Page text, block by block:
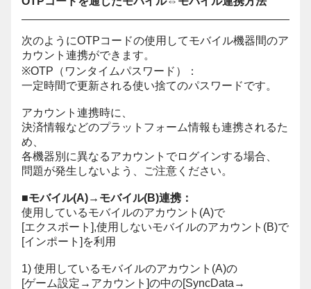
次のようにOTPコードの使用してモバイル機器間のア
カウント連携ができます。
※OTP（ワンタイムパスワード）：
一定時間で更新される使い捨てのパスワードです。
アカウント連携時に、
決済情報などのプラットフォーム情報も連携されるた
め、
各機器別に異なるアカウントでログインする場合、
問題が発生しないよう、ご注意ください。
■モバイル(A)→モバイル(B)連携：
使用しているモバイルのアカウント(A)で
[エクスポート],使用しないモバイルのアカウント(B)で
[インポート]を利用
1) 使用しているモバイルのアカウント(A)の
[ゲーム設定→アカウント]の中の[SyncData→